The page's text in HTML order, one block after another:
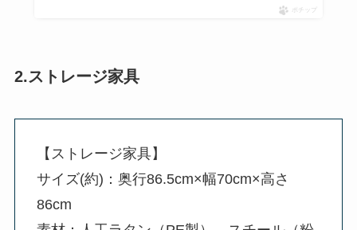
ポチップ
2.ストレージ家具
【ストレージ家具】
サイズ(約)：奥行86.5cm×幅70cm×高さ
86cm